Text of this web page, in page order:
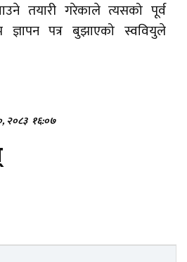
तयारी गरेकाले त्यसको पूर्व
ज्ञापन पत्र बुझाएको स्ववियुले
२०८३ १६:०७